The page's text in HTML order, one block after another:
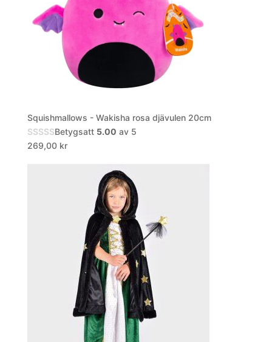
Squishmallows - Wakisha rosa djävulen 20cm
Betygsatt 5.00 av 5
269,00 kr